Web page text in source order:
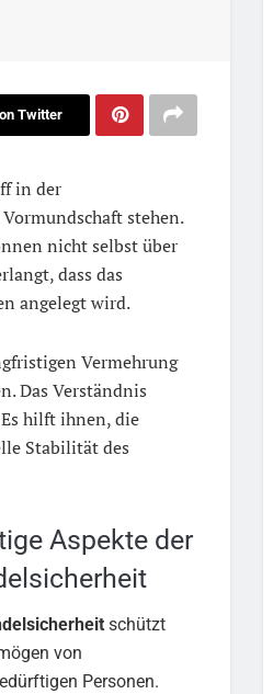
Twitter
in der
stehen.
nicht selbst über
dass das
angelegt wird.
Vermehrung
Das Verständnis
hilft ihnen, die
Stabilität des
Aspekte der
schützt
von
Personen.